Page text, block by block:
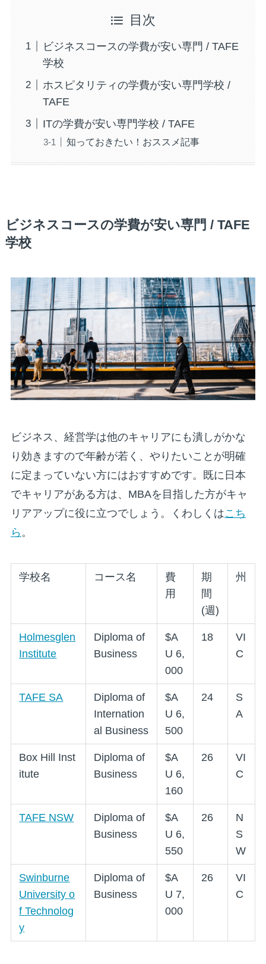
目次
ビジネスコースの学費が安い専門 / TAFE
学校
ホスピタリティの学費が安い専門学校 /
TAFE
ITの学費が安い専門学校 / TAFE
知っておきたい！おススメ記事
ビジネスコースの学費が安い専門 / TAFE
学校
ビジネス、経営学は他のキャリアにも潰しがかな
り効きますので年齢が若く、やりたいことが明確
に定まっていない方にはおすすめです。既に日本
でキャリアがある方は、MBAを目指した方がキャ
リアアップに役に立つでしょう。くわしくはこち
ら 。
学校名 コース名
費
用
期
間
(週)
州
Holmesglen
Institute
Diploma of
Business
$A
U 6,
000
18
VI
C
TAFE SA
Diploma of
Internation
al Business
$A
U 6,
500
24
S
A
Box Hill Inst
itute
Diploma of
Business
$A
U 6,
160
26
VI
C
TAFE NSW
Diploma of
Business
$A
U 6,
550
26
N
S
W
Swinburne
University o
f Technolog
y
Diploma of
Business
$A
U 7,
000
26
VI
C